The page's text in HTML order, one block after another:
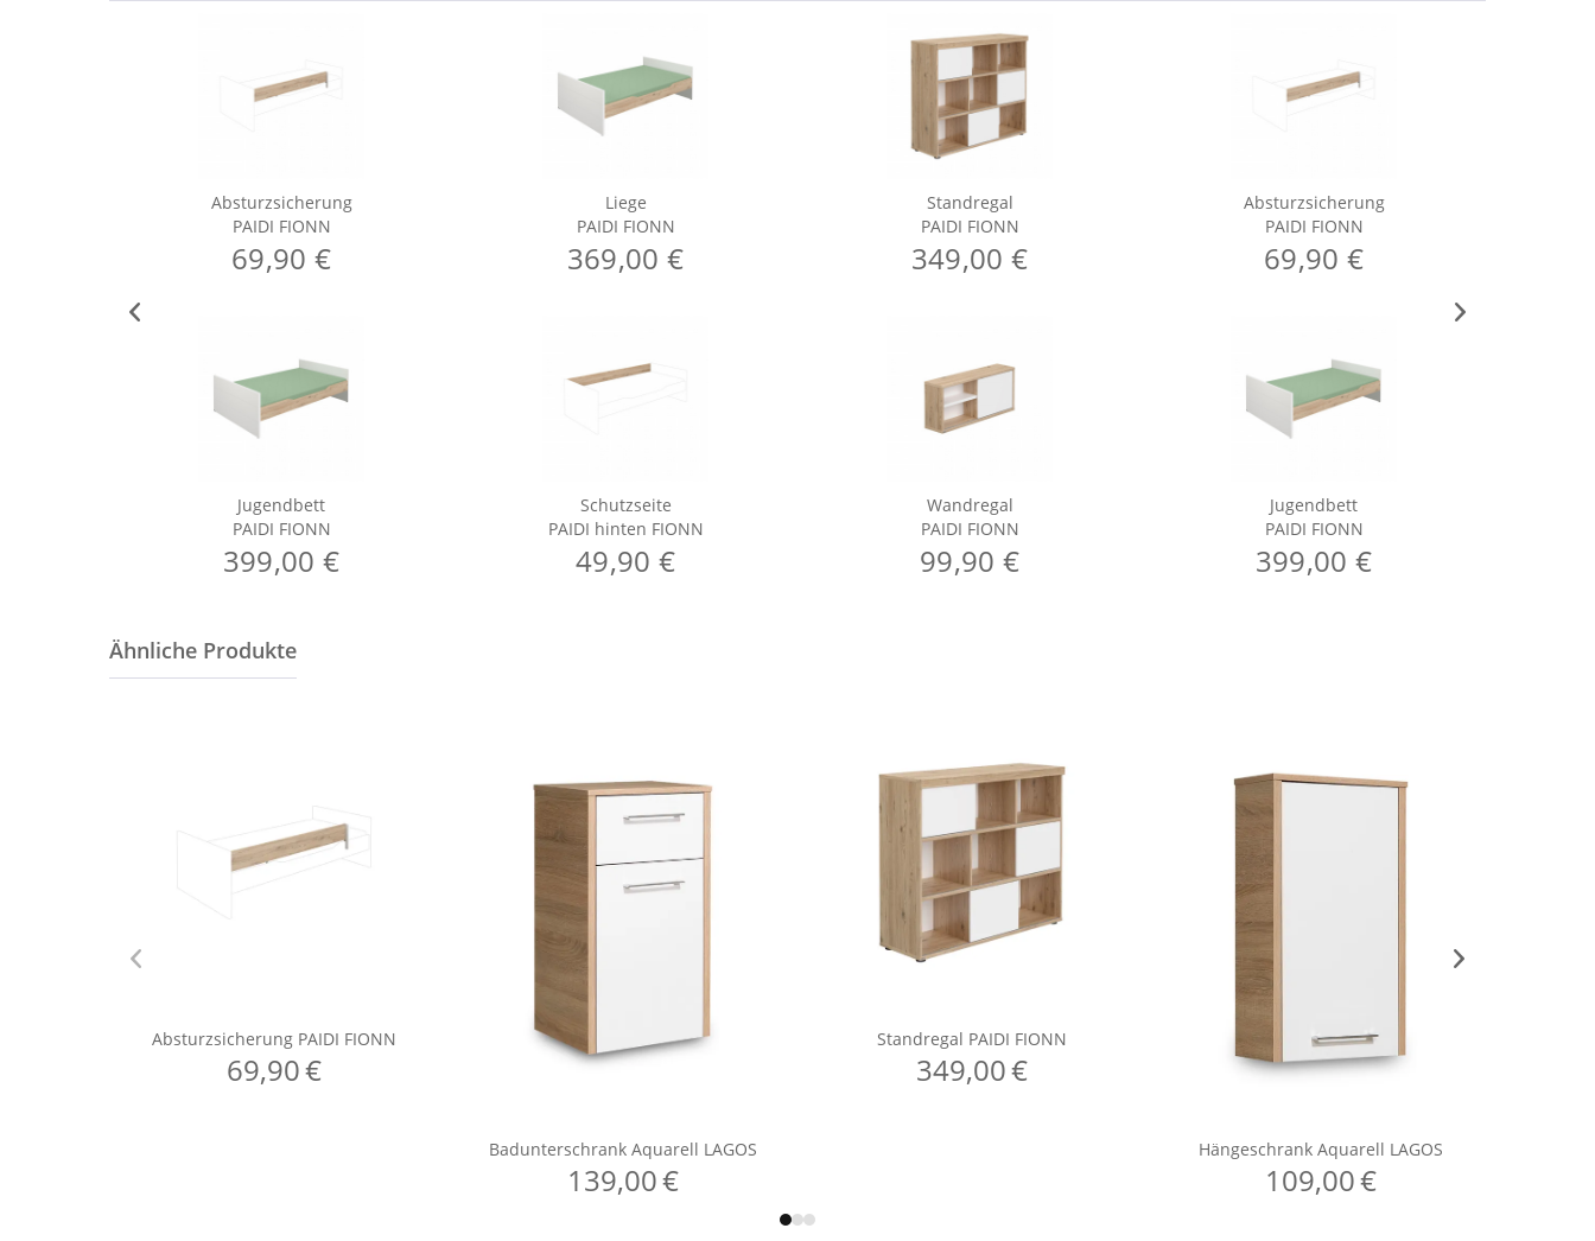
Absturzsicherung
PAIDI FIONN
69,90 €
Jugendbett
PAIDI FIONN
399,00 €
Liege
PAIDI FIONN
369,00 €
Schutzseite
PAIDI hinten FIONN
49,90 €
Standregal
PAIDI FIONN
349,00 €
Wandregal
PAIDI FIONN
99,90 €
Absturzsicherung
PAIDI FIONN
69,90 €
Jugendbett
PAIDI FIONN
399,00 €